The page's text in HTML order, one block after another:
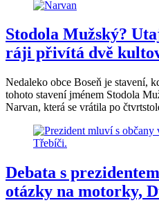
Stodola Mužský?
ráji přivítá dvě
Nedaleko obce Boseň je stavení,
tohoto stavení jménem Stodola
Narvan, která se vrátila po
Debata s
otázky na motorky,